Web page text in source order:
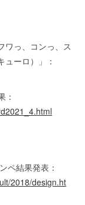
ワっ、コンっ、ス
ーロ）」：
：
ペ結果発表：
2018/design.ht